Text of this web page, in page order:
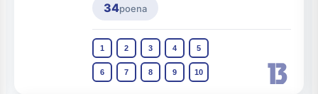
13
34poena
1 2 3 4 5
6 7 8 9 10